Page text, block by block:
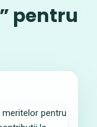
pentru